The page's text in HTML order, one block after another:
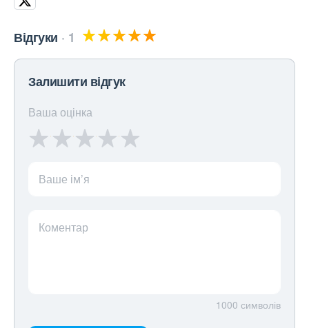
Відгуки 1
Залишити відгук
Ваша оцінка
Ваше ім’я
Коментар
1000 символів